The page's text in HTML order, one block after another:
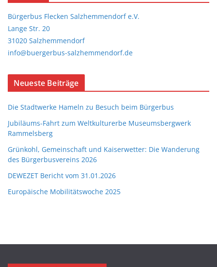
Bürgerbus Flecken Salzhemmendorf e.V.
Lange Str. 20
31020 Salzhemmendorf
info@buergerbus-salzhemmendorf.de
Neueste Beiträge
Die Stadtwerke Hameln zu Besuch beim Bürgerbus
Jubiläums-Fahrt zum Weltkulturerbe Museumsbergwerk
Rammelsberg
Grünkohl, Gemeinschaft und Kaiserwetter: Die Wanderung
des Bürgerbusvereins 2026
DEWEZET Bericht vom 31.01.2026
Europäische Mobilitätswoche 2025